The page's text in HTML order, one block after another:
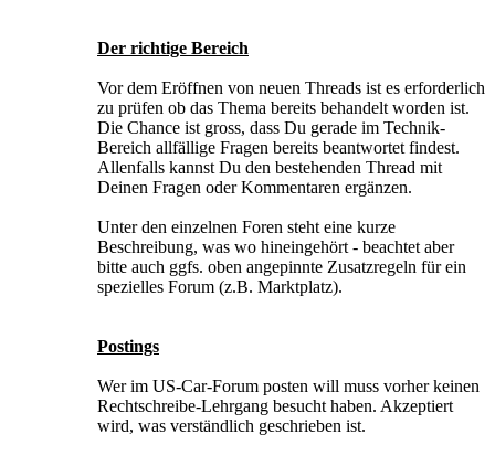
Der richtige Bereich
Vor dem Eröffnen von neuen Threads ist es erforderlich
zu prüfen ob das Thema bereits behandelt worden ist.
Die Chance ist gross, dass Du gerade im Technik-
Bereich allfällige Fragen bereits beantwortet findest.
Allenfalls kannst Du den bestehenden Thread mit
Deinen Fragen oder Kommentaren ergänzen.
Unter den einzelnen Foren steht eine kurze
Beschreibung, was wo hineingehört - beachtet aber
bitte auch ggfs. oben angepinnte Zusatzregeln für ein
spezielles Forum (z.B. Marktplatz).
Postings
Wer im US-Car-Forum posten will muss vorher keinen
Rechtschreibe-Lehrgang besucht haben. Akzeptiert
wird, was verständlich geschrieben ist.